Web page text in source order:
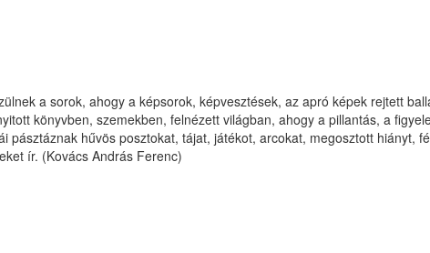
a sorok, ahogy a képsorok, képvesztések, az apró képek rejtett
könyvben, szemekben, felnézett világban, ahogy a pillantás, a
hűvös posztokat, tájat, játékot, arcokat, megosztott hiányt,
ír. (Kovács András Ferenc)